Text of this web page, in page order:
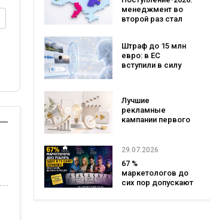
менеджмент во
второй раз стал
а количество
заявлений —
рекордным за
Штраф до 15 млн
евро: в ЕС
вступили в силу
Лучшие
рекламные
кампании первого
бренды задавали
29.07.2026
67 %
маркетологов до
сих пор допускают
ошибку, хотя